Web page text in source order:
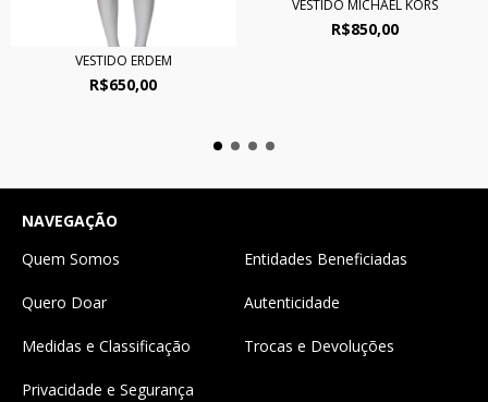
VESTIDO ERDEM
R$650,00
VESTIDO MICHAEL KORS
R$850,00
NAVEGAÇÃO
Quem Somos
Entidades Beneficiadas
Quero Doar Autenticidade
Medidas e Classificação Trocas e Devoluções
Privacidade e Segurança